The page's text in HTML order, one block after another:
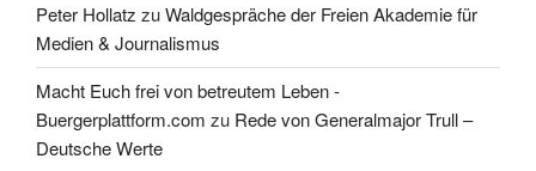
Peter Hollatz zuWaldgespräche der Freien Akademie für
Medien & Journalismus
Macht Euch frei von betreutem Leben -
Buergerplattform.com zu Rede von Generalmajor Trull –
Deutsche Werte